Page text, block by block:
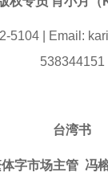
5104 | Email:
538344151
台湾书
字市场主管 冯